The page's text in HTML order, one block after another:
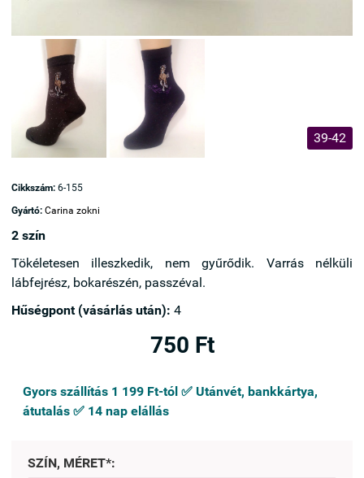
39-42
Cikkszám: 6-155
Gyártó: Carina zokni
2 szín
Tökéletesen illeszkedik, nem gyűrődik. Varrás nélküli
lábfejrész, bokarészén, passzéval.
Hűségpont (vásárlás után): 4
750 Ft
Gyors szállítás 1 199 Ft-tól ✅ Utánvét, bankkártya,
átutalás ✅ 14 nap elállás
SZÍN, MÉRET*: